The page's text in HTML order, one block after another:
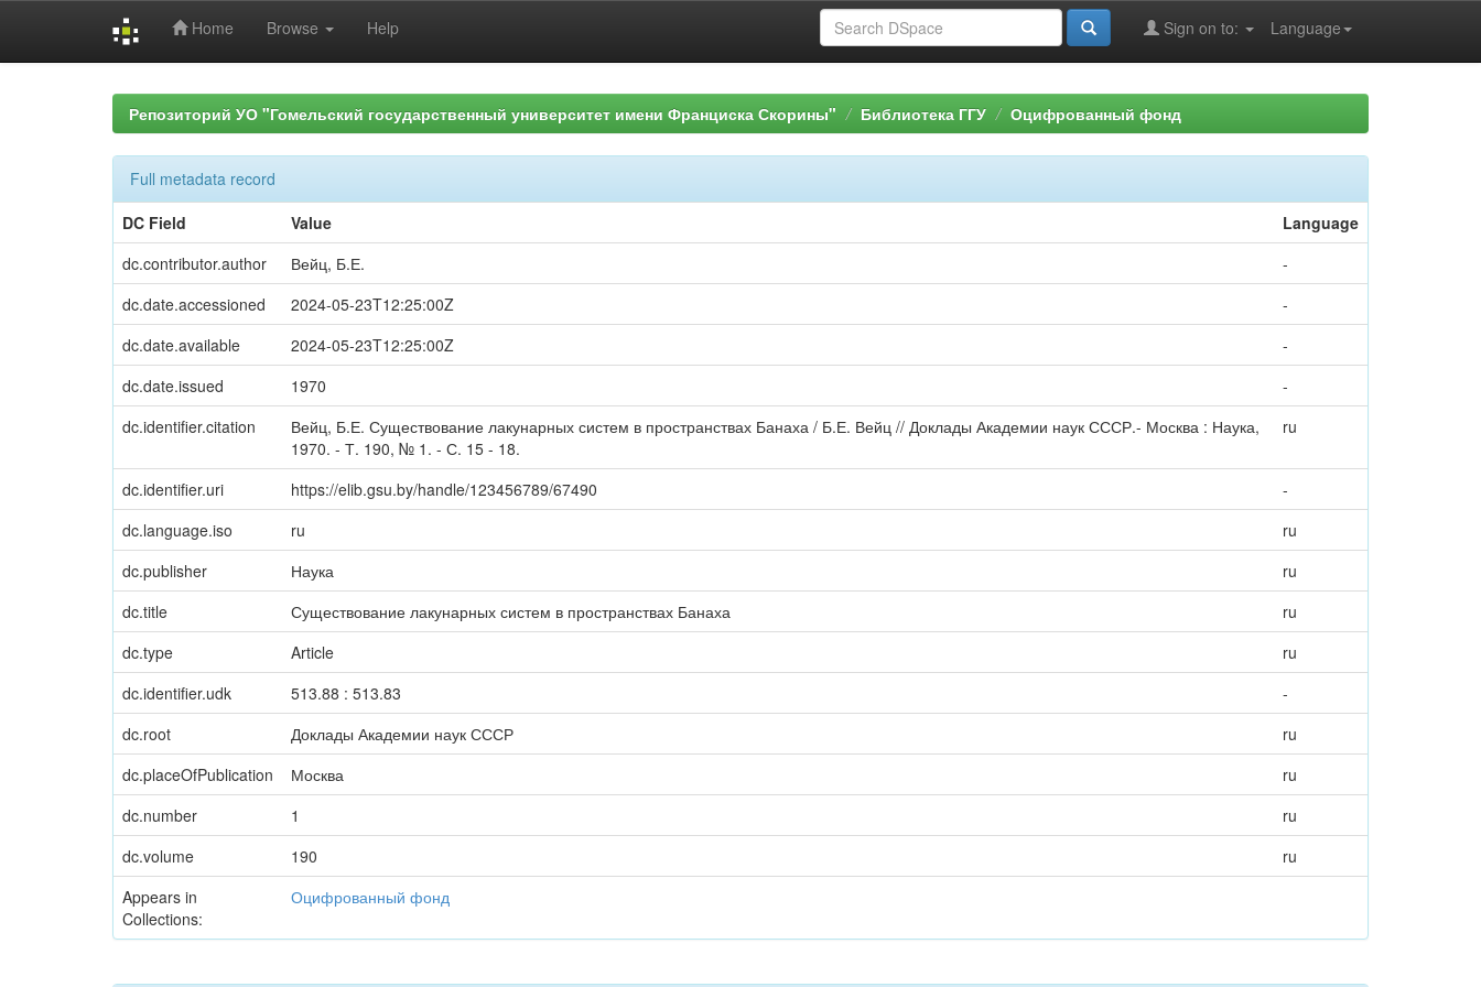
Home Browse Help Language
Sign on to:
Репозиторий УО "Гомельский государственный университет имени Франциска Скорины" Библиотека ГГУ Оцифрованный фонд
Full metadata record
DC Field
Value
Language
dc.contributor.author
Вейц, Б.Е.
-
dc.date.accessioned
2024-05-23T12:25:00Z
-
dc.date.available
2024-05-23T12:25:00Z
-
dc.date.issued
1970
-
dc.identifier.citation
Вейц, Б.Е. Существование лакунарных систем в пространствах Банаха / Б.Е. Вейц // Доклады Академии наук СССР.- Москва : Наука,
1970. - Т. 190, № 1. - С. 15 - 18.
ru
dc.identifier.uri https://elib.gsu.by/handle/123456789/67490
-
dc.language.iso
ru
ru
dc.publisher
Наука
ru
dc.title
Существование лакунарных систем в пространствах Банаха
ru
dc.type
Article
ru
dc.identifier.udk
513.88 : 513.83
-
dc.root
Доклады Академии наук СССР
ru
dc.placeOfPublication
Москва
ru
dc.number
1
ru
dc.volume
190
ru
Appears in
Collections:
Оцифрованный фонд